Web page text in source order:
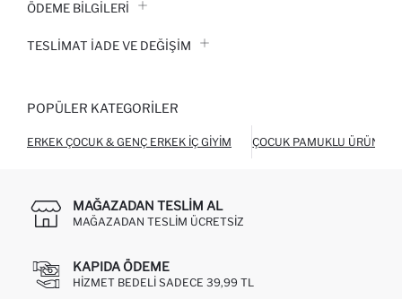
ÖDEME BİLGİLERİ
TESLIMAT İADE VE DEĞIŞIM
POPÜLER KATEGORILER
ERKEK ÇOCUK & GENÇ ERKEK İÇ GIYIM ÇOCUK PAMUKLU ÜRÜNLER
MAĞAZADAN TESLIM AL
MAĞAZADAN TESLIM ÜCRETSIZ
KAPIDA ÖDEME
HIZMET BEDELI SADECE 39,99 TL